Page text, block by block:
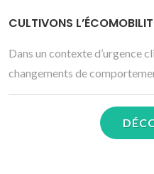
CULTIVONS
Dans un contexte d’urgence
changements de